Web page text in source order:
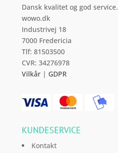
Dansk kvalitet og god service.
wowo.dk
Industrivej 18
7000 Fredericia
Tlf: 81503500
CVR: 34276978
Vilkår| GDPR
KUNDESERVICE
Kontakt